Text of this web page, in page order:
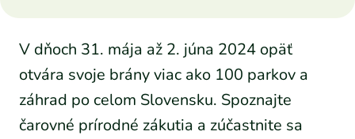
V dňoch 31. mája až 2. júna 2024 opäť
otvára svoje brány viac ako 100 parkov a
záhrad po celom Slovensku. Spoznajte
čarovné prírodné zákutia a zúčastnite sa